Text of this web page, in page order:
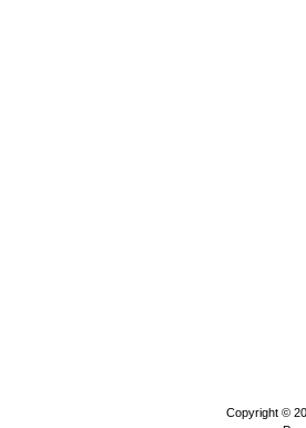
Copyright ©